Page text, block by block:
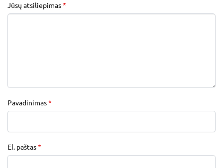
Jūsų atsiliepimas*
Pavadinimas*
El. paštas*